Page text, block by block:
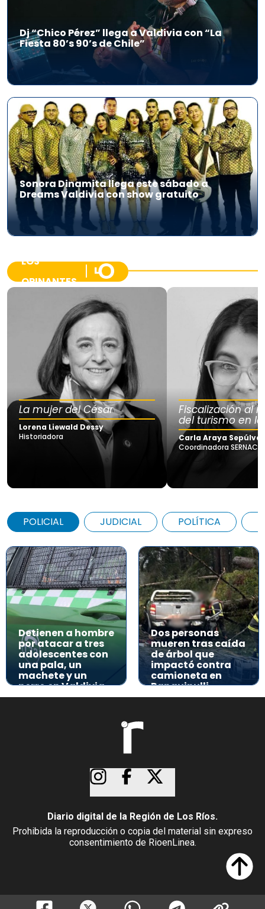
Dj “Chico Pérez” llega a Valdivia con “La
Fiesta 80’s 90’s de Chile”
Sonora Dinamita llega este sábado a
Dreams Valdivia con show gratuito
LOS
OPINANTES
La mujer del César
Lorena Liewald Dessy
Historiadora
Fiscalización al
del turismo en
Carla Araya
Coordinadora SERNAC
POLICIAL JUDICIAL POLÍTICA
Detienen a hombre
por atacar a tres
adolescentes con
una pala, un
machete y un
perro en Valdivia
Dos personas
mueren tras caída
de árbol que
impactó contra
camioneta en
Panguipulli
Diario digital de la Región de Los Ríos.
Prohibida la reproducción o copia del material sin expreso
consentimiento de RioenLinea.